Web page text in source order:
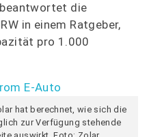
die
in einem Ratgeber,
pro 1.000
hat berechnet, wie sich die
zur Verfügung stehende